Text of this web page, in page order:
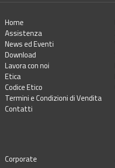
Home
Assistenza
News ed Eventi
Download
Lavora con noi
Etica
Codice Etico
Termini e Condizioni di Vendita
Contatti
Corporate